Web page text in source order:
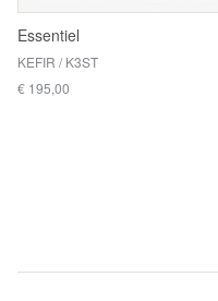
Essentiel
KEFIR / K3ST
€ 195,00